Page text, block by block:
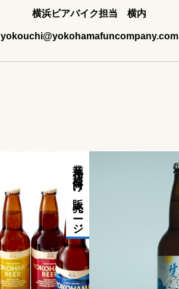
横浜ビアバイク担当 横内
yokouchi@yokohamafuncompany.com
業務店様向け販売ページ